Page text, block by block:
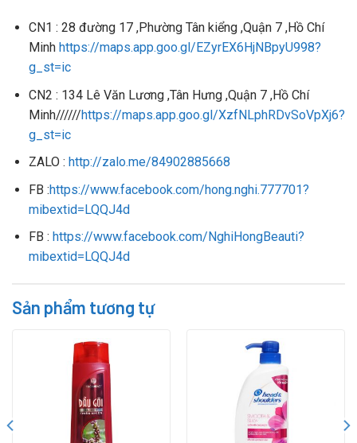
CN1 : 28 đường 17 ,Phường Tân kiểng ,Quận 7 ,Hồ Chí
Minh https://maps.app.goo.gl/EZyrEX6HjNBpyU998?
g_st=ic
CN2 : 134 Lê Văn Lương ,Tân Hưng ,Quận 7 ,Hồ Chí
Minh//////https://maps.app.goo.gl/XzfNLphRDvSoVpXj6?
g_st=ic
ZALO : http://zalo.me/84902885668
FB :https://www.facebook.com/hong.nghi.777701?
mibextid=LQQJ4d
FB : https://www.facebook.com/NghiHongBeauti?
mibextid=LQQJ4d
Sản phẩm tương tự